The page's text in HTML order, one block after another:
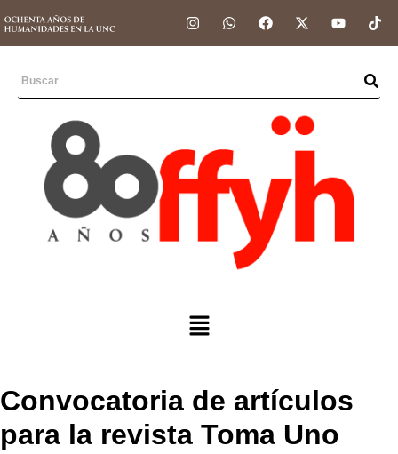
Convocatoria de artículos
para la revista Toma Uno